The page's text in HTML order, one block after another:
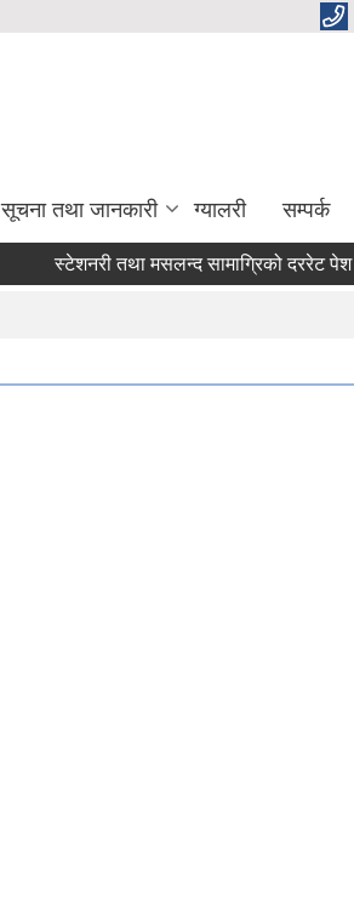
सूचना तथा जानकारी ग्यालरी सम्पर्क
स्टेशनरी तथा मसलन्द सामाग्रिको दररेट पेश गर्ने